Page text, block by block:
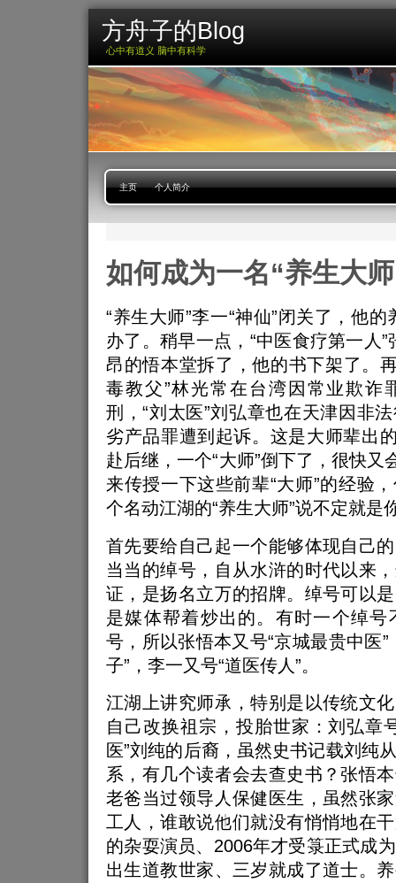
方舟子的Blog
心中有道义 脑中有科学
主页 个人简介
如何成为一名“养生大
“养生大师”李一“神仙”闭关了，他
办了。稍早一点，“中医食疗第一人”
昂的悟本堂拆了，他的书下架了。
毒教父”林光常在台湾因常业欺诈
刑，“刘太医”刘弘章也在天津因非
劣产品罪遭到起诉。这是大师辈出
赴后继，一个“大师”倒下了，很快又
来传授一下这些前辈“大师”的经验
个名动江湖的“养生大师”说不定就是
首先要给自己起一个能够体现自己
当当的绰号，自从水浒的时代以来
证，是扬名立万的招牌。绰号可以
是媒体帮着炒出的。有时一个绰号
号，所以张悟本又号“京城最贵中医
子”，李一又号“道医传人”。
江湖上讲究师承，特别是以传统文
自己改换祖宗，投胎世家：刘弘章
医”刘纯的后裔，虽然史书记载刘纯
系，有几个读者会去查史书？张悟
老爸当过领导人保健医生，虽然张
工人，谁敢说他们就没有悄悄地在
的杂耍演员、2006年才受箓正式成
出生道教世家、三岁就成了道士。